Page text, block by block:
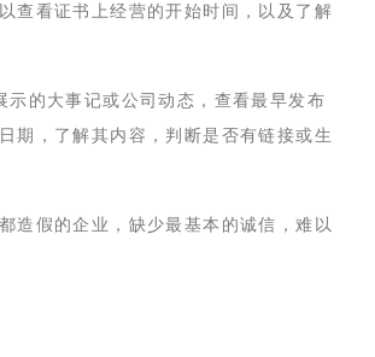
查看证书上经营的开始时间，以及了解
示的大事记或公司动态，查看最早发布
期，了解其内容，判断是否有链接或生
造假的企业，缺少最基本的诚信，难以